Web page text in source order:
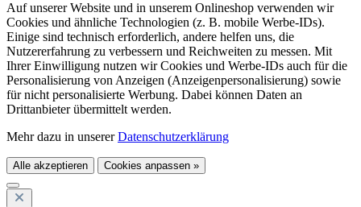
Auf unserer Website und in unserem Onlineshop verwenden wir
Cookies und ähnliche Technologien (z. B. mobile Werbe-IDs).
Einige sind technisch erforderlich, andere helfen uns, die
Nutzererfahrung zu verbessern und Reichweiten zu messen. Mit
Ihrer Einwilligung nutzen wir Cookies und Werbe-IDs auch für die
Personalisierung von Anzeigen (Anzeigenpersonalisierung) sowie
für nicht personalisierte Werbung. Dabei können Daten an
Drittanbieter übermittelt werden.
Mehr dazu in unsererDatenschutzerklärung
Alle akzeptieren Cookies anpassen »